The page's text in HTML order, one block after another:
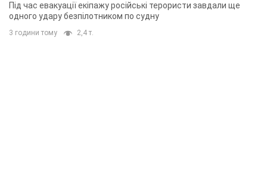
Під час евакуації екіпажу російські терористи завдали ще
одного удару безпілотником по судну
3 години тому 2,4 т.